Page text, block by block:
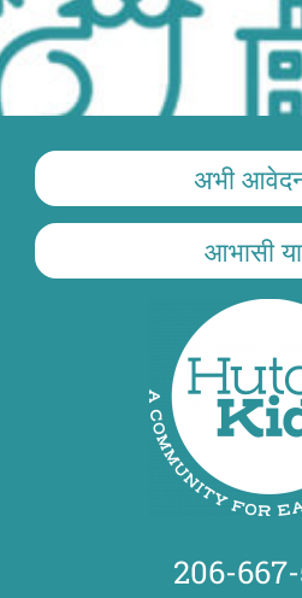
अभी
आभासी
206-